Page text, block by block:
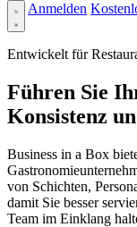
Anmelden
Entwickelt für
Führen Sie
Konsistenz
Business in a Box
von Schichten,
damit Sie besser
Team im Einklang